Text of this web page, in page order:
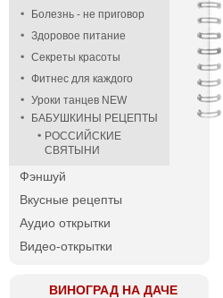
Болезнь - не приговор
Здоровое питание
Секреты красоты
Фитнес для каждого
Уроки танцев NEW
БАБУШКИНЫ РЕЦЕПТЫ
РОССИЙСКИЕ
СВЯТЫНИ
Фэншуй
Вкусные рецепты
Аудио открытки
Видео-открытки
ВИНОГРАД НА ДАЧЕ